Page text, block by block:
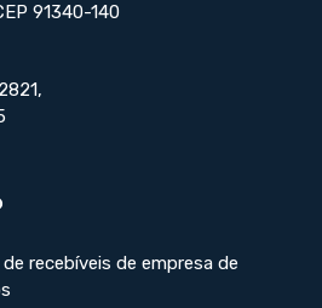
91340-140
recebíveis de empresa de